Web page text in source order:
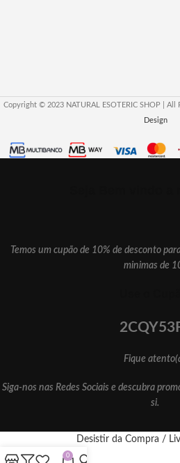
Copyright © 2023 NATURAL ESOTERIC SHOP |
Design
Temos um cupão de 10% de desconto
minimas de
Fique
Siga-nos nas Redes Sociais e descubra
si.
0
Desistir da Compra /